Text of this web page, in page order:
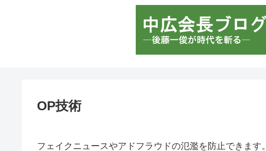
OP技術
フェイクニュースやアドフラウドの氾濫を防止できます。